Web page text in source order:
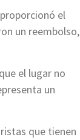
el
un reembolso,
el lugar no
un
que tienen